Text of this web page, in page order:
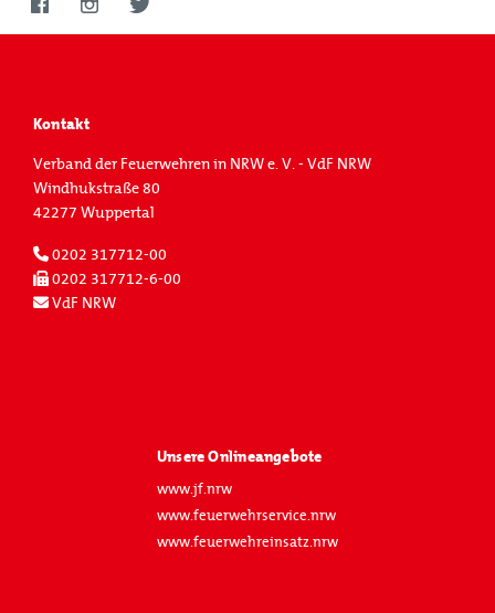
Kontakt
Verband der Feuerwehren in NRW e. V. - VdF NRW
Windhukstraße 80
42277 Wuppertal
0202 317712-00
0202 317712-6-00
VdF NRW
Unsere Onlineangebote
www.jf.nrw
www.feuerwehrservice.nrw
www.feuerwehreinsatz.nrw